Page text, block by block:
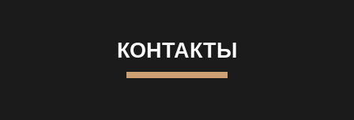
КОНТАКТЫ